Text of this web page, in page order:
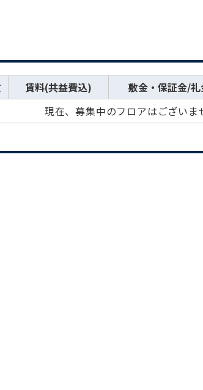
賃料(共益費込) 敷金・保証金/
現在、募集中のフロアはございま